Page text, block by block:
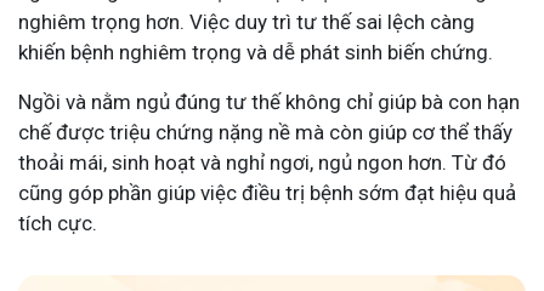
nghiêm trọng hơn. Việc duy trì tư thế sai lệch càng
khiến bệnh nghiêm trọng và dễ phát sinh biến chứng.
Ngồi và nằm ngủ đúng tư thế không chỉ giúp bà con hạn
chế được triệu chứng nặng nề mà còn giúp cơ thể thấy
thoải mái, sinh hoạt và nghỉ ngơi, ngủ ngon hơn. Từ đó
cũng góp phần giúp việc điều trị bệnh sớm đạt hiệu quả
tích cực.